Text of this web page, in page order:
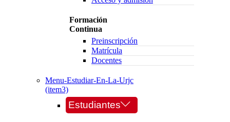
Formación
Continua
Preinscripción
Matrícula
Docentes
Menu-Estudiar-En-La-Urjc
(item3)
Estudiantes